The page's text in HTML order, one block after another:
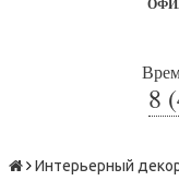
8
Интерьерный